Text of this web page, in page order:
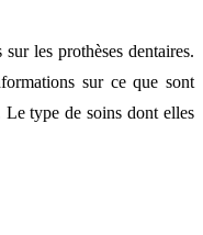
les prothèses dentaires.
sur ce que sont
Le type de soins dont elles